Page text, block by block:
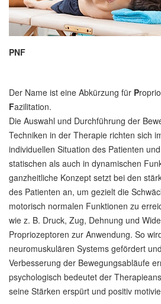
PNF
Der Name ist eine Abkürzung für P
Fazilitation.
Die Auswahl und Durchführung der
Techniken in der Therapie richten sich
individuellen Situation des Patienten
statischen als auch in dynamischen
ganzheitliche Konzept setzt bei den
des Patienten an, um gezielt die
motorisch normalen Funktionen zu
wie z. B. Druck, Zug, Dehnung und
Propriozeptoren zur Anwendung. So
neuromuskulären Systems gefördert
Verbesserung der Bewegungsabläufe
psychologisch bedeutet der
seine Stärken erspürt und positiv